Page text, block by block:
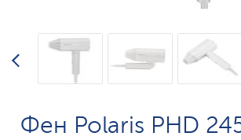
Фен Polaris PHD